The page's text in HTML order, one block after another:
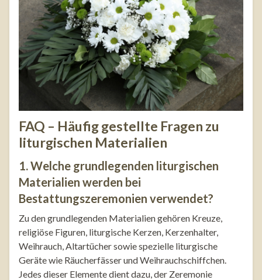
FAQ – Häufig gestellte Fragen zu
liturgischen Materialien
1. Welche grundlegenden liturgischen
Materialien werden bei
Bestattungszeremonien verwendet?
Zu den grundlegenden Materialien gehören Kreuze,
religiöse Figuren, liturgische Kerzen, Kerzenhalter,
Weihrauch, Altartücher sowie spezielle liturgische
Geräte wie Räucherfässer und Weihrauchschiffchen.
Jedes dieser Elemente dient dazu, der Zeremonie